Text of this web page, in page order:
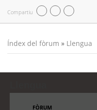
Compartiu
Índex del fòrum » Llengua
FÒRUM